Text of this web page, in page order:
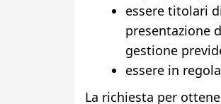
essere titolari
presentazione
gestione
essere in
La richiesta per